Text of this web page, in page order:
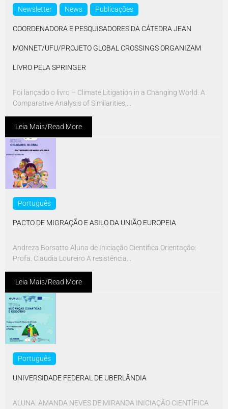
Newsletter News Publicações
COORDENADORA E PESQUISADORES DA CÁTEDRA JEAN
MONNET/UFU/PROJETO GLOBAL CROSSINGS ORGANIZAM
LIVRO PELA SPRINGER
Foi lançado o livro – Climate Litigation in a Changing World. A
Comparative Analysis of Similarities,...
Leia Mais/Read More
Português
PACTO DE MIGRAÇÃO E ASILO DA UNIÃO EUROPEIA
Andreza Borsatto Aluna de Iniciação Científica Orientação:
Profa. Claudia Loureiro A resistência...
Leia Mais/Read More
Português
UNIVERSIDADE FEDERAL DE UBERLÂNDIA
ALUNA: AMANDA NEVES DE MIRANDA INICIAÇÃO CIENTÍFICA